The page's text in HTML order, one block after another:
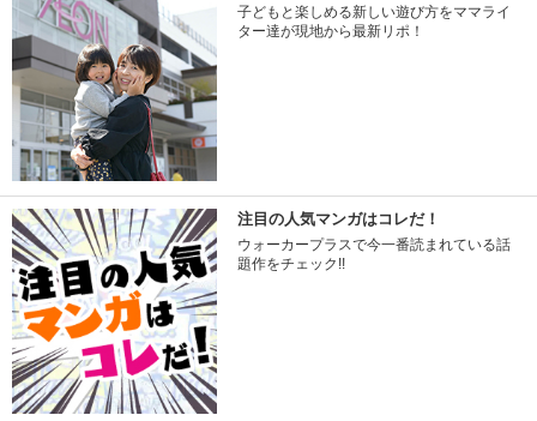
子どもと楽しめる新しい遊び方をママライ
ター達が現地から最新リポ！
注目の人気マンガはコレだ！
ウォーカープラスで今一番読まれている話
題作をチェック!!